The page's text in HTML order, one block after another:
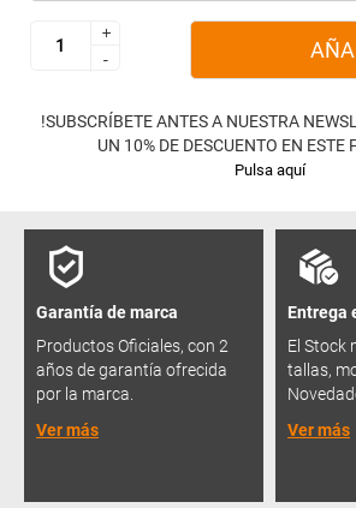
+
-
+
-
!SUBSCRÍBETE ANTES A NUESTRA
UN 10% DE DESCUENTO EN ESTE
Pulsa aquí
Garantía de marca
Productos Oficiales, con 2
años de garantía ofrecida
por la marca.
Ver más
Entrega
El Stock
tallas,
Ver más